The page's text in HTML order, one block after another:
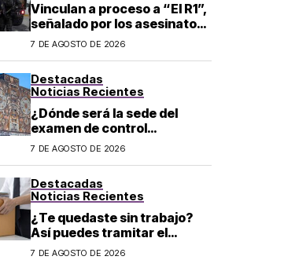
Vinculan a proceso a “El R1”,
señalado por los asesinatos
de Carlos Manzo y Valeria
7 DE AGOSTO DE 2026
Destacadas
Noticias Recientes
¿Dónde será la sede del
examen de control
presencial de de la UNAM en
7 DE AGOSTO DE 2026
Destacadas
Noticias Recientes
¿Te quedaste sin trabajo?
Así puedes tramitar el
Seguro de Desempleo CDMX
7 DE AGOSTO DE 2026